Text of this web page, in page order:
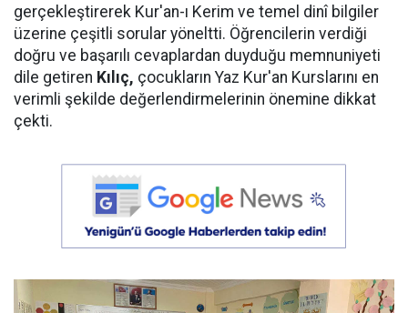
gerçekleştirerek Kur'an-ı Kerim ve temel dinî bilgiler
üzerine çeşitli sorular yöneltti. Öğrencilerin verdiği
doğru ve başarılı cevaplardan duyduğu memnuniyeti
dile getiren Kılıç, çocukların Yaz Kur'an Kurslarını en
verimli şekilde değerlendirmelerinin önemine dikkat
çekti.